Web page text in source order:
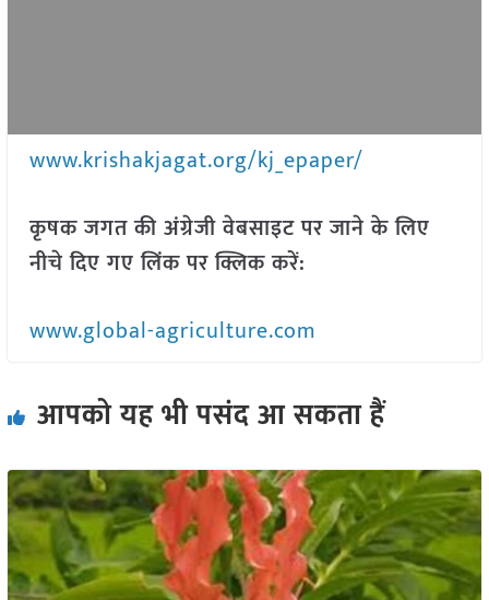
www.krishakjagat.org/kj_epaper/
कृषक जगत की अंग्रेजी वेबसाइट पर जाने के लिए
नीचे दिए गए लिंक पर क्लिक करें:
www.global-agriculture.com
आपको यह भी पसंद आ सकता हैं